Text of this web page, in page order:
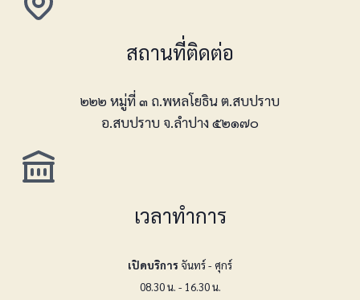
สถานที่ติดต่อ
๒๒๒ หมู่ที่ ๓ ถ.พหลโยธิน ต.สบปราบ
อ.สบปราบ จ.ลำปาง ๕๒๑๗๐
เวลาทำการ
เปิดบริการ จันทร์ - ศุกร์
08.30 น. - 16.30 น.